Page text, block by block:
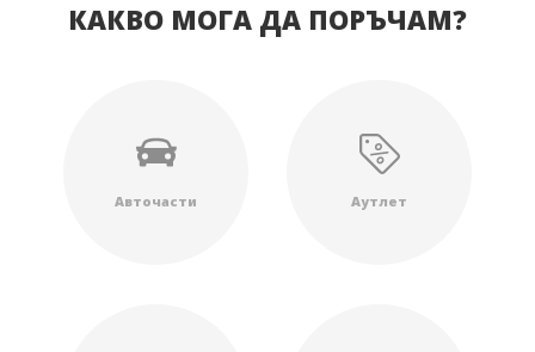
КАКВО МОГА ДА ПОРЪЧАМ?
Авточасти Аутлет